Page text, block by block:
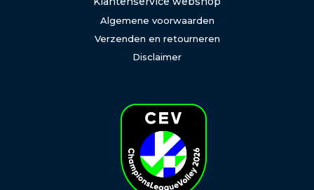
Algemene voorwaarden
Verzenden en retourneren
Disclaimer